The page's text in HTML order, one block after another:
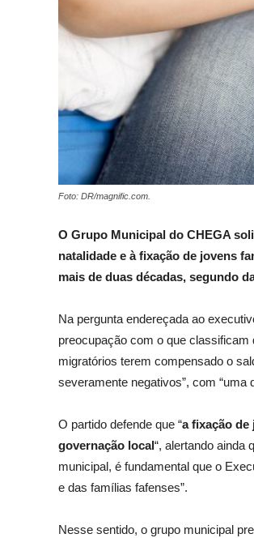
Foto: DR/magnific.com.
O Grupo Municipal do CHEGA
natalidade e à fixação de jovens
mais de duas décadas, segundo
Na pergunta endereçada ao
preocupação com o que classificam
migratórios terem compensado o
severamente negativos”, com
O partido defende que “a fixação de
governação local“, alertando ainda
municipal, é fundamental que o
e das famílias fafenses”.
Nesse sentido, o grupo municipal